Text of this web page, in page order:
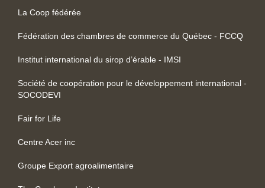
La Coop fédérée
Fédération des chambres de commerce du Québec - FCCQ
Institut international du sirop d’érable - IMSI
Société de coopération pour le développement international -
SOCODEVI
Fair for Life
Centre Acer inc
Groupe Export agroalimentaire